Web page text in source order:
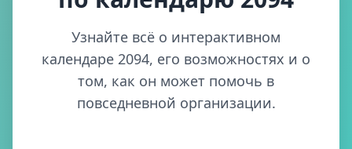
Узнайте всё о интерактивном
календаре 2094, его возможностях и о
том, как он может помочь в
повседневной организации.